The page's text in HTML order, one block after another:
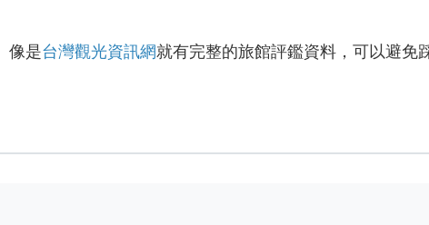
像是台灣觀光資訊網就有完整的旅館評鑑資料，可以避免